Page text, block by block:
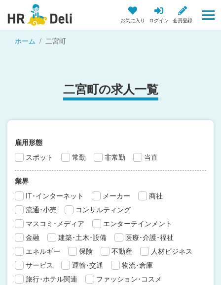
お気に入り ログイン 会員登録
ホーム 二宮町
二宮町の求人一覧
雇用形態
スポット
常勤 非常勤 当直
業界
IT･インターネット
メーカー
商社
流通･小売
コンサルティング
マスコミ･メディア
エンターテインメント
金融
建築･土木･設備
医療･介護･福祉
エネルギー
保険 不動産
人材ビジネス
サービス
運輸･交通
物流･倉庫
旅行･ホテル関連
ファッション･コスメ